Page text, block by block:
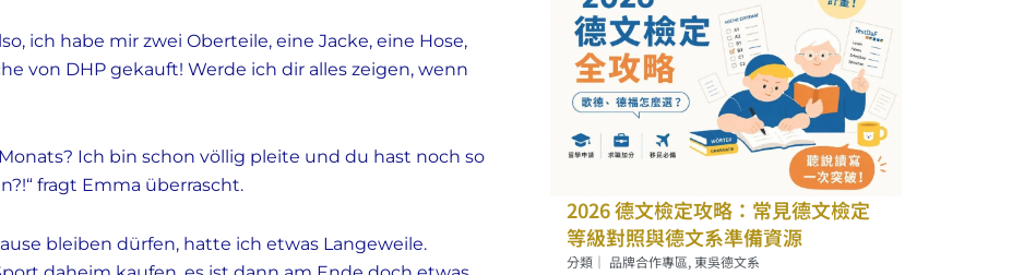
ich habe mir zwei Oberteile, eine Jacke, eine Hose,
von DHP gekauft! Werde ich dir alles zeigen, wenn
Ich bin schon völlig pleite und du hast noch so
“ fragt Emma überrascht.
bleiben dürfen, hatte ich etwas Langeweile.
2026 德文檢定攻略：常見德文檢定
等級對照與德文系準備資源
分類｜ 品牌合作專區,東吳德文系